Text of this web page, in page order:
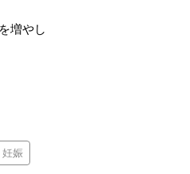
増やし
妊娠